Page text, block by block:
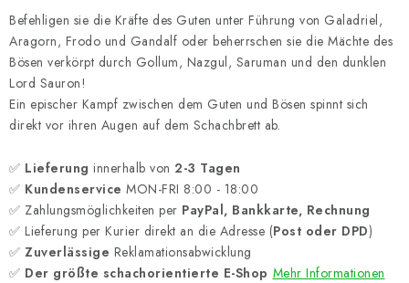
Befehligen sie die Kräfte des Guten unter Führung von Galadriel,
Aragorn, Frodo und Gandalf oder beherrschen sie die Mächte des
Bösen verkörpt durch Gollum, Nazgul, Saruman und den dunklen
Lord Sauron!
Ein epischer Kampf zwischen dem Guten und Bösen spinnt sich
direkt vor ihren Augen auf dem Schachbrett ab.
✅ Lieferung innerhalb von 2-3 Tagen
✅ Kundenservice MON-FRI 8:00 - 18:00
✅ Zahlungsmöglichkeiten per PayPal, Bankkarte, Rechnung
✅ Lieferung per Kurier direkt an die Adresse (Post oder DPD)
✅ Zuverlässige Reklamationsabwicklung
✅ Der größte schachorientierte E-Shop Mehr Informationen